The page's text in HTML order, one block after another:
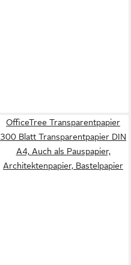
OfficeTree Transparentpapier
300 Blatt Transparentpapier DIN
A4, Auch als Pauspapier,
Architektenpapier, Bastelpapier